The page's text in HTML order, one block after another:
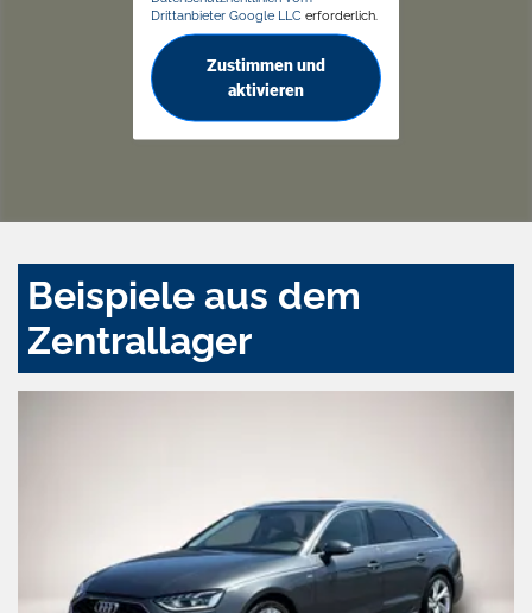
Drittanbieter Google LLC erforderlich.
Zustimmen und
aktivieren
Beispiele aus dem
Zentrallager